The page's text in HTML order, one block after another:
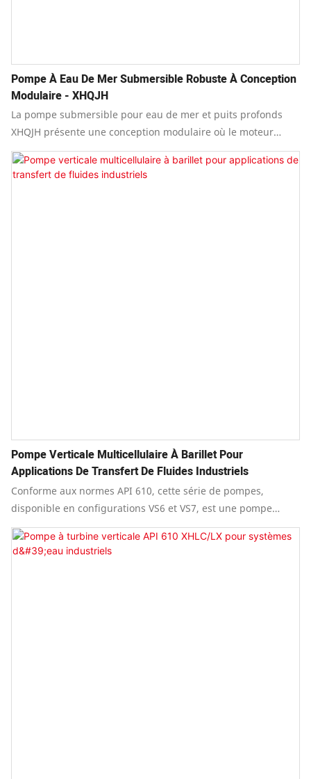
Pompe À Eau De Mer Submersible Robuste À Conception
Modulaire - XHQJH
La pompe submersible pour eau de mer et puits profonds
XHQJH présente une conception modulaire où le moteur
submersible et l'unité de pompe sont des composants
indépendants.
Pompe Verticale Multicellulaire À Barillet Pour
Applications De Transfert De Fluides Industriels
Conforme aux normes API 610, cette série de pompes,
disponible en configurations VS6 et VS7, est une pompe
verticale multicellulaire à corps fendu radialement et
diffuseurs radiaux ou à volute vortex.